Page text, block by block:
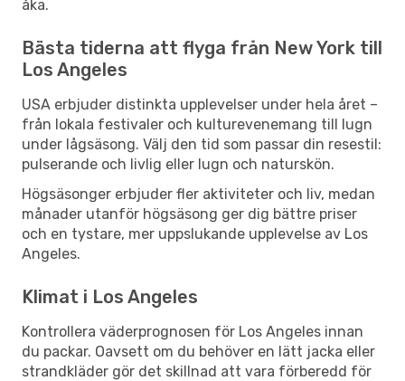
åka.
Bästa tiderna att flyga från New York till
Los Angeles
USA erbjuder distinkta upplevelser under hela året –
från lokala festivaler och kulturevenemang till lugn
under lågsäsong. Välj den tid som passar din resestil:
pulserande och livlig eller lugn och naturskön.
Högsäsonger erbjuder fler aktiviteter och liv, medan
månader utanför högsäsong ger dig bättre priser
och en tystare, mer uppslukande upplevelse av Los
Angeles.
Klimat i Los Angeles
Kontrollera väderprognosen för Los Angeles innan
du packar. Oavsett om du behöver en lätt jacka eller
strandkläder gör det skillnad att vara förberedd för